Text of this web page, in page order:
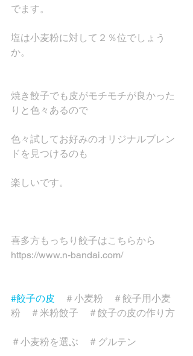
でます。
塩は小麦粉に対して２％位でしょう
か。
焼き餃子でも皮がモチモチが良かった
りと色々あるので
色々試してお好みのオリジナルブレン
ドを見つけるのも
楽しいです。
喜多方もっちり餃子はこちらから
https://www.n-bandai.com/
#餃子の皮 ＃小麦粉　＃餃子用小麦
粉　＃米粉餃子　＃餃子の皮の作り方
＃小麦粉を選ぶ　＃グルテン